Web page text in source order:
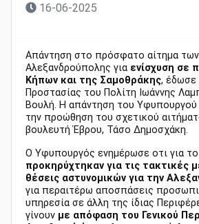
16-06-2025
Απάντηση στο πρόσφατο αίτημα
Αλεξανδρούπολης για ενίσχυση σε
Κήπων και της Σαμοθράκης,
Προστασίας του Πολίτη Ιωάννης
Βουλή. Η απάντηση του
την προώθηση του σχετικού
βουλευτή Έβρου, Τάσο Δημοσχάκη.
Ο Υφυπουργός ενημέρωσε οτι για
προκηρύχτηκαν για τις τακτικές
θέσεις αστυνομικών για την
για περαιτέρω αποσπάσεις
υπηρεσία σε άλλη της ίδιας
γίνουν με απόφαση του Γενικού